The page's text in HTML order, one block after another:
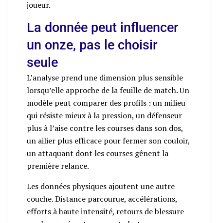
joueur.
La donnée peut influencer
un onze, pas le choisir
seule
L’analyse prend une dimension plus sensible
lorsqu’elle approche de la feuille de match. Un
modèle peut comparer des profils : un milieu
qui résiste mieux à la pression, un défenseur
plus à l’aise contre les courses dans son dos,
un ailier plus efficace pour fermer son couloir,
un attaquant dont les courses gênent la
première relance.
Les données physiques ajoutent une autre
couche. Distance parcourue, accélérations,
efforts à haute intensité, retours de blessure